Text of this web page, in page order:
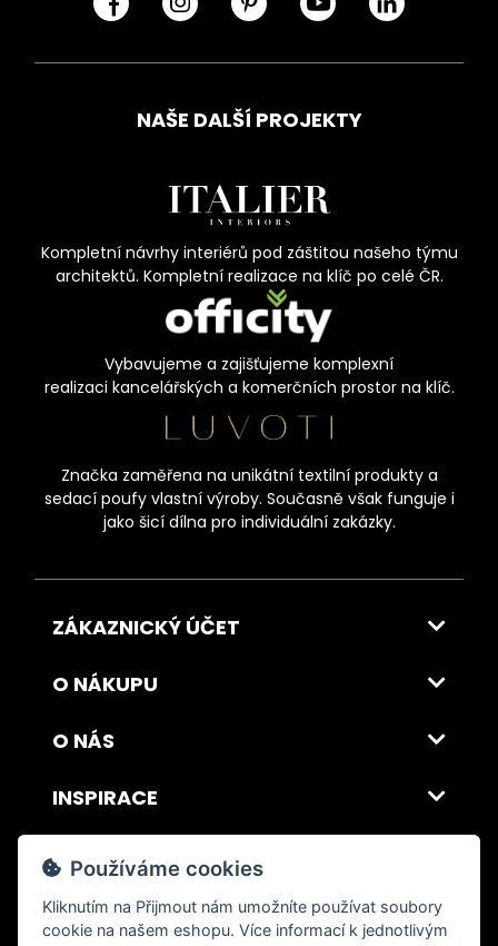
NAŠE DALŠÍ PROJEKTY
Kompletní návrhy interiérů pod záštitou našeho týmu
architektů. Kompletní realizace na klíč po celé ČR.
Vybavujeme a zajišťujeme komplexní
realizaci kancelářských a komerčních prostor na klíč.
Značka zaměřena na unikátní textilní produkty a
sedací poufy vlastní výroby. Současně však funguje i
jako šicí dílna pro individuální zakázky.
ZÁKAZNICKÝ ÚČET
O NÁKUPU
O NÁS
INSPIRACE
DOPRAVA A PLATBA
© 2026 ITALSKY INTERIER s.r.o. Vytvořilo INIZIO Internet Media s.r.o.|
Používáme cookies
Kliknutím na Přijmout nám umožníte používat soubory
cookie na našem eshopu. Více informací k jednotlivým